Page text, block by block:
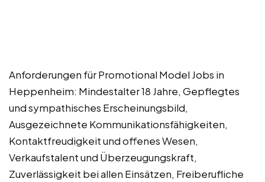
Anforderungen für Promotional Model Jobs in
Heppenheim: Mindestalter 18 Jahre, Gepflegtes
und sympathisches Erscheinungsbild,
Ausgezeichnete Kommunikationsfähigkeiten,
Kontaktfreudigkeit und offenes Wesen,
Verkaufstalent und Überzeugungskraft,
Zuverlässigkeit bei allen Einsätzen, Freiberufliche